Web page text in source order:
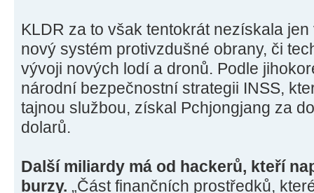
KLDR za to však tentokrát nezískala
nový systém protivzdušné obrany, či
vývoji nových lodí a dronů. Podle
národní bezpečnostní strategii INSS,
tajnou službou, získal Pchjongjang za
dolarů.
Další miliardy má od hackerů, kteří
burzy. „Část finančních prostředků,